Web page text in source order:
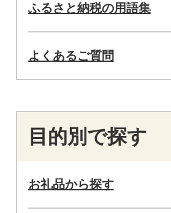
ふるさと納税の用語集
よくあるご質問
目的別で探す
お礼品から探す